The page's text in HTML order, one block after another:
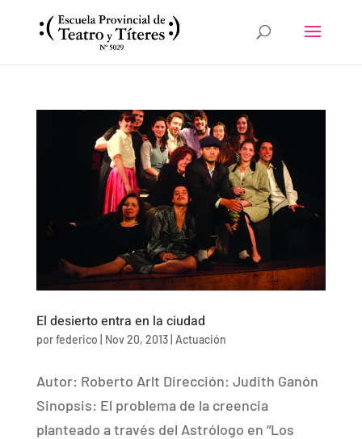
El desierto entra en la ciudad
porfederico Nov 20, 2013| Actuación
Autor: Roberto Arlt Dirección: Judith Ganón
Sinopsis: El problema de la creencia
planteado a través del Astrólogo en “Los